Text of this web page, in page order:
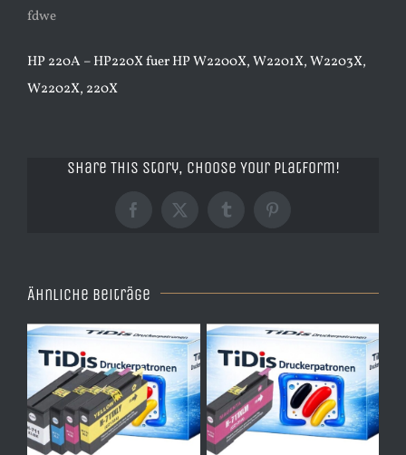
fdwe
HP 220A – HP220X fuer HP W2200X, W2201X, W2203X,
W2202X, 220X
Share This Story, Choose Your Platform!
Facebook
X TumblrPinterest
Ähnliche Beiträge